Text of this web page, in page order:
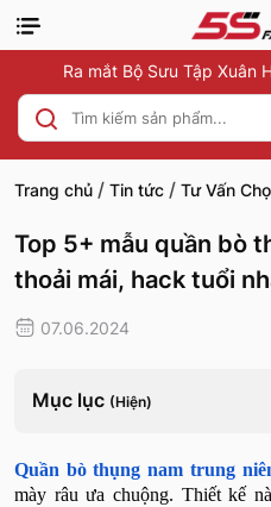
Ra mắt Bộ Sưu Tập Xuân
Trang chủ / Tin tức / Tư Vấn
Top 5+ mẫu quần bò
thoải mái, hack tuổi
07.06.2024
Mục lục (Hiện)
Quần bò thụng nam trung
mày râu ưa chuộng. Thiết kế